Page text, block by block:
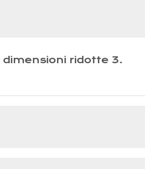
dimensioni ridotte 3.